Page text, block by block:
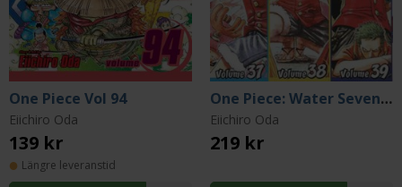
One Piece Vol 94
Eiichiro Oda
139 kr
Längre leveranstid
One Piece: Water Seven 37-38-39
Eiichiro Oda
219 kr